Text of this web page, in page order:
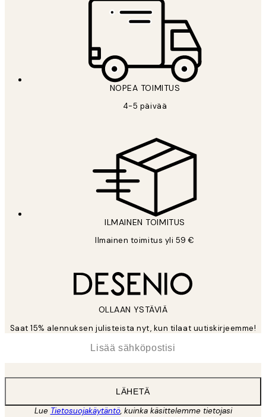
NOPEA TOIMITUS
4-5 päivää
ILMAINEN TOIMITUS
Ilmainen toimitus yli 59 €
OLLAAN YSTÄVIÄ
Saat 15% alennuksen julisteista nyt, kun tilaat uutiskirjeemme!
LÄHETÄ
Lue Tietosuojakäytäntö, kuinka käsittelemme tietojasi